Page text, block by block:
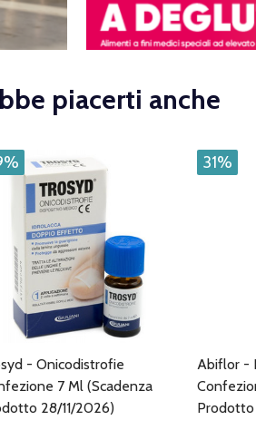
piacerti anche
- Onicodistrofie
7 Ml (Scadenza
28/11/2026)
31%
Abiflor -
Prodotto